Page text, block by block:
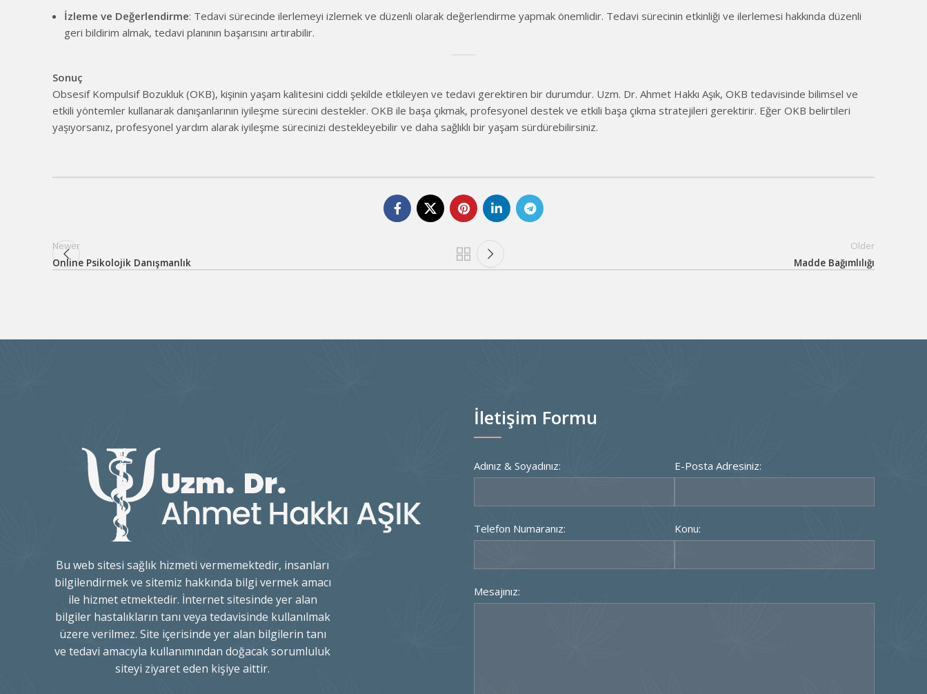
İzleme ve Değerlendirme: Tedavi sürecinde ilerlemeyi izlemek ve düzenli olarak değerlendirme yapmak önemlidir. Tedavi sürecinin etkinliği ve ilerlemesi hakkında düzenli
geri bildirim almak, tedavi planının başarısını artırabilir.
Sonuç
Obsesif Kompulsif Bozukluk (OKB), kişinin yaşam kalitesini ciddi şekilde etkileyen ve tedavi gerektiren bir durumdur. Uzm. Dr. Ahmet Hakkı Aşık, OKB tedavisinde bilimsel ve
etkili yöntemler kullanarak danışanlarının iyileşme sürecini destekler. OKB ile başa çıkmak, profesyonel destek ve etkili başa çıkma stratejileri gerektirir. Eğer OKB belirtileri
yaşıyorsanız, profesyonel yardım alarak iyileşme sürecinizi destekleyebilir ve daha sağlıklı bir yaşam sürdürebilirsiniz.
Newer
Online Psikolojik Danışmanlık
Older
Madde Bağımlılığı
Bu web sitesi sağlık hizmeti vermemektedir, insanları
bilgilendirmek ve sitemiz hakkında bilgi vermek amacı
ile hizmet etmektedir. İnternet sitesinde yer alan
bilgiler hastalıkların tanı veya tedavisinde kullanılmak
üzere verilmez. Site içerisinde yer alan bilgilerin tanı
ve tedavi amacıyla kullanımından doğacak sorumluluk
siteyi ziyaret eden kişiye aittir.
İletişim Formu
Adınız & Soyadınız: E-Posta Adresiniz:
Telefon Numaranız: Konu:
Mesajınız: